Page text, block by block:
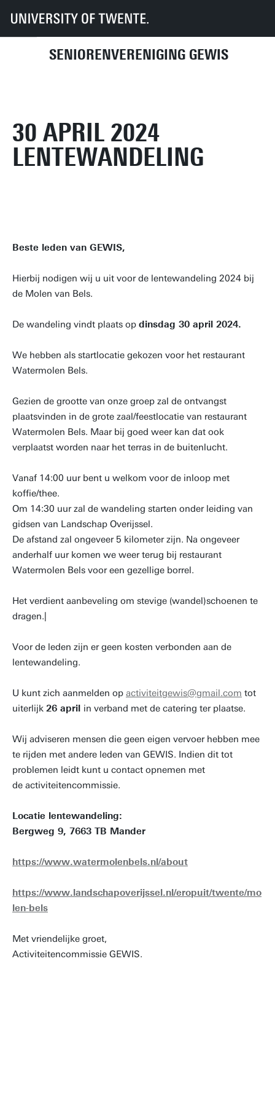
SENIORENVERENIGING GEWIS
UT UT-Kring GEWIS Activiteitenhistorie
30 april 2024 Lentewandeling
30 APRIL 2024
LENTEWANDELING
Beste leden van GEWIS,
Hierbij nodigen wij u uit voor de lentewandeling 2024 bij
de Molen van Bels.
De wandeling vindt plaats op dinsdag 30 april 2024.
We hebben als startlocatie gekozen voor het restaurant
Watermolen Bels.
Gezien de grootte van onze groep zal de ontvangst
plaatsvinden in de grote zaal/feestlocatie van restaurant
Watermolen Bels. Maar bij goed weer kan dat ook
verplaatst worden naar het terras in de buitenlucht.
Vanaf 14:00 uur bent u welkom voor de inloop met
koffie/thee.
Om 14:30 uur zal de wandeling starten onder leiding van
gidsen van Landschap Overijssel.
De afstand zal ongeveer 5 kilometer zijn. Na ongeveer
anderhalf uur komen we weer terug bij restaurant
Watermolen Bels voor een gezellige borrel.
Het verdient aanbeveling om stevige (wandel)schoenen te
dragen.|
Voor de leden zijn er geen kosten verbonden aan de
lentewandeling.
U kunt zich aanmelden op activiteitgewis@gmail.com tot
uiterlijk 26 april in verband met de catering ter plaatse.
Wij adviseren mensen die geen eigen vervoer hebben mee
te rijden met andere leden van GEWIS. Indien dit tot
problemen leidt kunt u contact opnemen met
de activiteitencommissie.
Locatie lentewandeling:
Bergweg 9, 7663 TB Mander
https://www.watermolenbels.nl/about
https://www.landschapoverijssel.nl/eropuit/twente/mo
len-bels
Met vriendelijke groet,
Activiteitencommissie GEWIS.